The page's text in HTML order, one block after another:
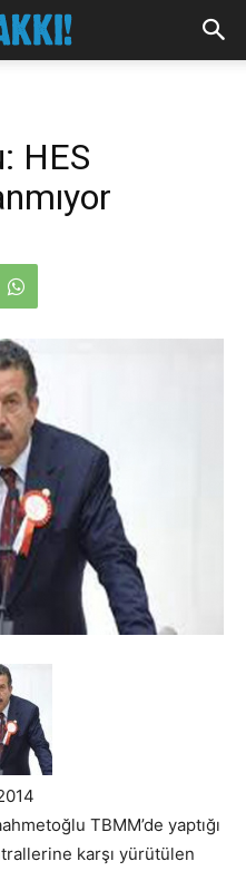
HES
TBMM’de yaptığı
karşı yürütülen